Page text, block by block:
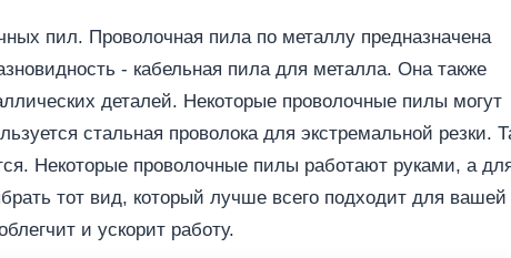
пил. Проволочная пила по металлу предназначена
- кабельная пила для металла. Она также
деталей. Некоторые проволочные пилы могут
стальная проволока для экстремальной резки.
Некоторые проволочные пилы работают руками, а
тот вид, который лучше всего подходит для вашей
и ускорит работу.